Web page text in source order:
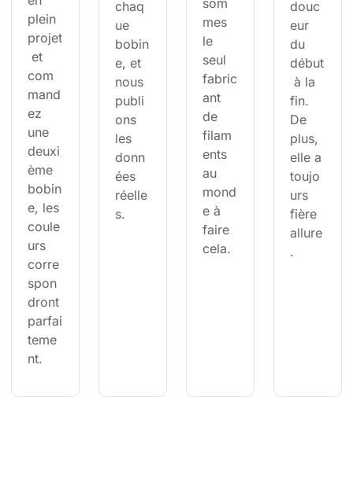
plein
projet
et
com
mand
ez
une
deuxi
ème
bobin
e, les
coule
urs
corre
spon
dront
parfai
teme
nt.
chaq
ue
bobin
e, et
nous
publi
ons
les
donn
ées
réelle
s.
som
mes
le
seul
fabric
ant
de
filam
ents
au
mond
e à
faire
cela.
douc
eur
du
début
à la
fin.
De
plus,
elle a
toujo
urs
fière
allure
.